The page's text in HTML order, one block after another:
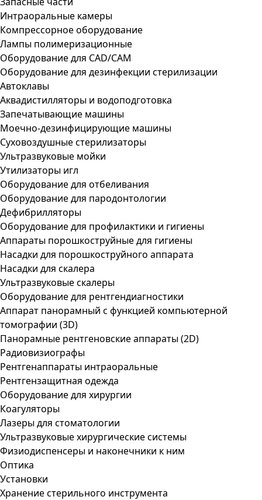
Интраоральные камеры
Компрессорное оборудование
Лампы полимеризационные
Оборудование для CAD/CAM
Оборудование для дезинфекции стерилизации
Автоклавы
Аквадистилляторы и водоподготовка
Запечатывающие машины
Моечно-дезинфицирующие машины
Суховоздушные стерилизаторы
Ультразвуковые мойки
Утилизаторы игл
Оборудование для отбеливания
Оборудование для пародонтологии
Дефибрилляторы
Оборудование для профилактики и гигиены
Аппараты порошкоструйные для гигиены
Насадки для порошкоструйного аппарата
Насадки для скалера
Ультразвуковые скалеры
Оборудование для рентгендиагностики
Аппарат панорамный с функцией компьютерной
томографии (3D)
Панорамные рентгеновские аппараты (2D)
Радиовизиографы
Рентгенаппараты интраоральные
Рентгензащитная одежда
Оборудование для хирургии
Коагуляторы
Лазеры для стоматологии
Ультразвуковые хирургические системы
Физиодиспенсеры и наконечники к ним
Оптика
Установки
Хранение стерильного инструмента